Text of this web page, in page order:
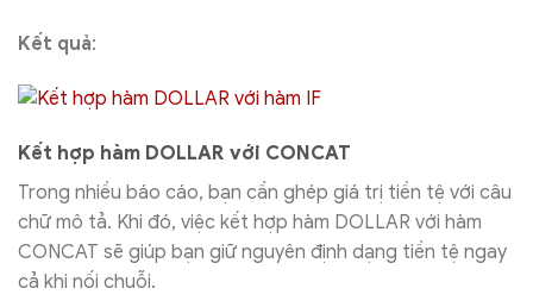
Kết quả:
Kết hợp hàm DOLLAR với CONCAT
Trong nhiều báo cáo, bạn cần ghép giá trị tiền tệ với câu
chữ mô tả. Khi đó, việc kết hợp hàm DOLLAR với hàm
CONCAT sẽ giúp bạn giữ nguyên định dạng tiền tệ ngay
cả khi nối chuỗi.